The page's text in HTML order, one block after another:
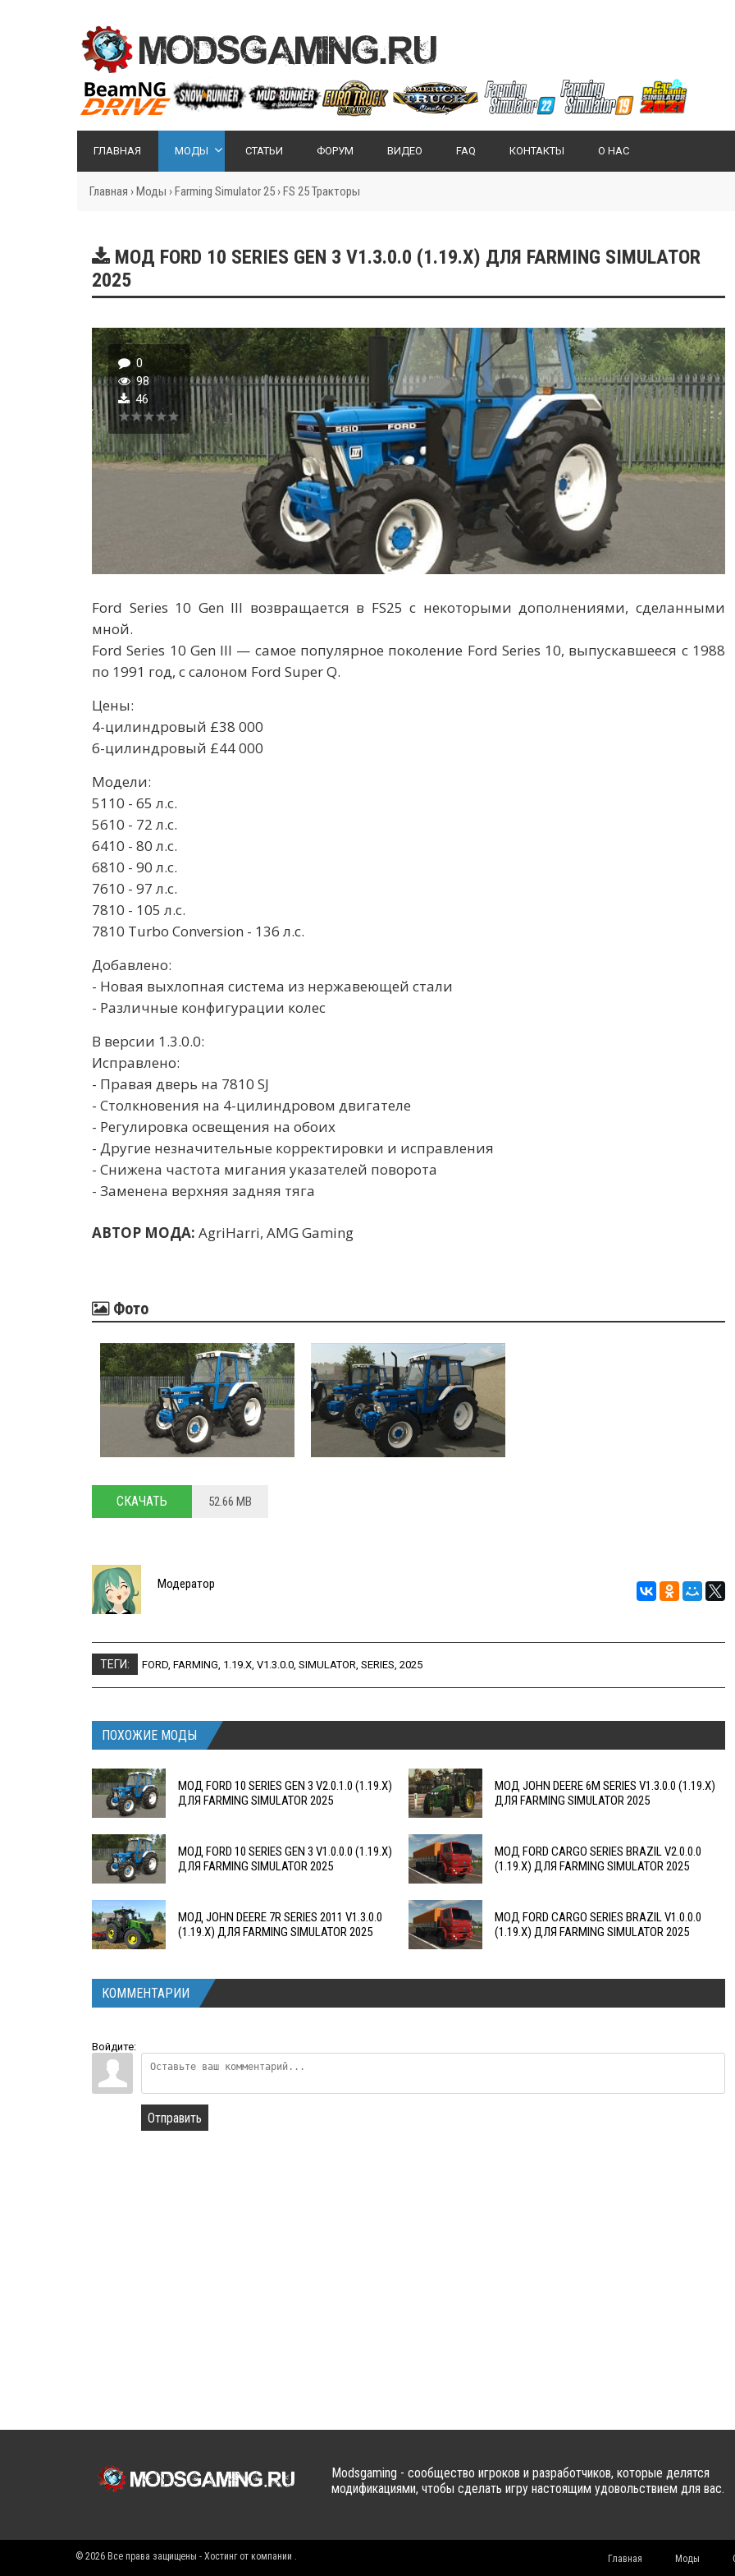
ГЛАВНАЯ МОДЫ СТАТЬИ ФОРУМ ВИДЕО FAQ КОНТАКТЫ О НАС
Главная ›Моды ›Farming Simulator 25 ›FS 25 Тракторы
МОД FORD 10 SERIES GEN 3 V1.3.0.0 (1.19.X) ДЛЯ FARMING SIMULATOR
2025
0
98
46
Ford Series 10 Gen III возвращается в FS25 с некоторыми дополнениями, сделанными
мной.
Ford Series 10 Gen III — самое популярное поколение Ford Series 10, выпускавшееся с 1988
по 1991 год, с салоном Ford Super Q.
Цены:
4-цилиндровый £38 000
6-цилиндровый £44 000
Модели:
5110 - 65 л.с.
5610 - 72 л.с.
6410 - 80 л.с.
6810 - 90 л.с.
7610 - 97 л.с.
7810 - 105 л.с.
7810 Turbo Conversion - 136 л.с.
Добавлено:
- Новая выхлопная система из нержавеющей стали
- Различные конфигурации колес
В версии 1.3.0.0:
Исправлено:
- Правая дверь на 7810 SJ
- Столкновения на 4-цилиндровом двигателе
- Регулировка освещения на обоих
- Другие незначительные корректировки и исправления
- Снижена частота мигания указателей поворота
- Заменена верхняя задняя тяга
АВТОР МОДА: AgriHarri, AMG Gaming
Фото
СКАЧАТЬ 52.66 MB
Модератор
ТЕГИ: FORD, FARMING, 1.19.X, V1.3.0.0, SIMULATOR, SERIES, 2025
ПОХОЖИЕ МОДЫ
МОД FORD 10 SERIES GEN 3 V2.0.1.0 (1.19.X)
ДЛЯ FARMING SIMULATOR 2025
МОД JOHN DEERE 6M SERIES V1.3.0.0 (1.19.X)
ДЛЯ FARMING SIMULATOR 2025
МОД FORD 10 SERIES GEN 3 V1.0.0.0 (1.19.X)
ДЛЯ FARMING SIMULATOR 2025
МОД FORD CARGO SERIES BRAZIL V2.0.0.0
(1.19.X) ДЛЯ FARMING SIMULATOR 2025
МОД JOHN DEERE 7R SERIES 2011 V1.3.0.0
(1.19.X) ДЛЯ FARMING SIMULATOR 2025
МОД FORD CARGO SERIES BRAZIL V1.0.0.0
(1.19.X) ДЛЯ FARMING SIMULATOR 2025
КОММЕНТАРИИ
Войдите:
Отправить
Modsgaming - сообщество игроков и разработчиков, которые делятся
модификациями, чтобы сделать игру настоящим удовольствием для вас.
© 2026 Все права защищены - Хостинг от компании . Главная Моды